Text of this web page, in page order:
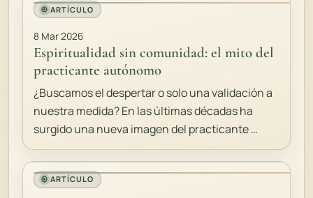
ARTÍCULO
8 Mar 2026
Espiritualidad sin comunidad: el mito del
practicante autónomo
¿Buscamos el despertar o solo una validación a
nuestra medida? En las últimas décadas ha
surgido una nueva imagen del practicante …
ARTÍCULO